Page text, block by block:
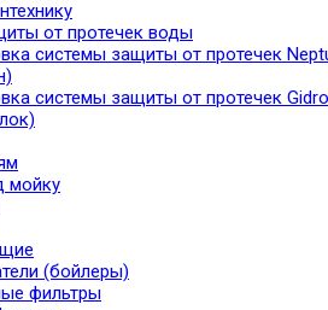
от протечек воды
системы защиты от протечек
системы защиты от протечек
мойку
(бойлеры)
фильтры